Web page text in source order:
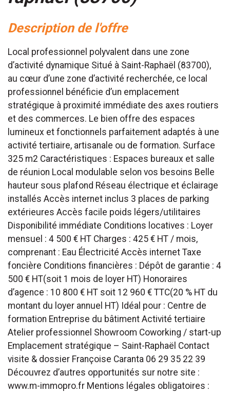
description de l'offre
Local professionnel polyvalent dans une zone
d’activité dynamique Situé à Saint-Raphaël (83700),
au cœur d’une zone d’activité recherchée, ce local
professionnel bénéficie d’un emplacement
stratégique à proximité immédiate des axes routiers
et des commerces. Le bien offre des espaces
lumineux et fonctionnels parfaitement adaptés à une
activité tertiaire, artisanale ou de formation. Surface
325 m2 Caractéristiques : Espaces bureaux et salle
de réunion Local modulable selon vos besoins Belle
hauteur sous plafond Réseau électrique et éclairage
installés Accès internet inclus 3 places de parking
extérieures Accès facile poids légers/utilitaires
Disponibilité immédiate Conditions locatives : Loyer
mensuel : 4 500 € HT Charges : 425 € HT / mois,
comprenant : Eau Électricité Accès internet Taxe
foncière Conditions financières : Dépôt de garantie : 4
500 € HT(soit 1 mois de loyer HT) Honoraires
d’agence : 10 800 € HT soit 12 960 € TTC(20 % HT du
montant du loyer annuel HT) Idéal pour : Centre de
formation Entreprise du bâtiment Activité tertiaire
Atelier professionnel Showroom Coworking / start-up
Emplacement stratégique – Saint-Raphaël Contact
visite & dossier Françoise Caranta 06 29 35 22 39
Découvrez d’autres opportunités sur notre site :
www.m-immopro.fr Mentions légales obligatoires :